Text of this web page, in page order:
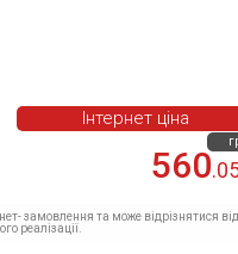
560
Інтернет ціна
замовлення та може відрізнятися від
реалізації.